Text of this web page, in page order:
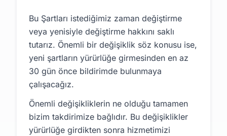
Bu Şartları istediğimiz zaman değiştirme
veya yenisiyle değiştirme hakkını saklı
tutarız. Önemli bir değişiklik söz konusu ise,
yeni şartların yürürlüğe girmesinden en az
30 gün önce bildirimde bulunmaya
çalışacağız.
Önemli değişikliklerin ne olduğu tamamen
bizim takdirimize bağlıdır. Bu değişiklikler
yürürlüğe girdikten sonra hizmetimizi